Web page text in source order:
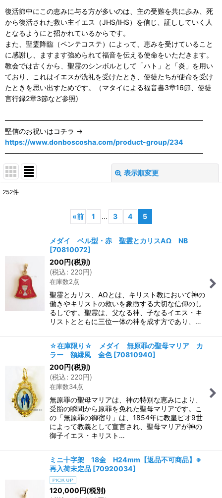
復活節中にこの恵みに与る方が多いのは、主の受難を共に歩み、死
から復活された救い主イエス（JHS/IHS）を信じ、証ししていく人
となるようにと招かれているからです。
また、聖霊降臨（ペンテコステ）によって、恵みを受けていること
に感謝し、ますます強められて福音を伝える使命をいただきます。
教会では古くから、聖霊のシンボルとして「ハト」と「炎」を用い
ており、これはイエスが洗礼を受けたとき、使徒たちが使命を受け
たときを思い出すためです。（マタイによる福音書3章16節、使徒
言行録2章3節など参照)
────────────────────────────────────────
堅信のお祝いはコチラ →
https://www.donboscosha.com/product-group/234
────────────────────────────────────────
表示順変更
252件
«前 1 ... 3 4 5
メダイ ベル型・赤 聖霊とカリスΑΩ NB
[70810072]
200円(税別)
(税込: 220円)
在庫数2点
聖霊とカリス、ΑΩとは、キリスト教において神の
働きやキリストの救いを象徴する大切な信仰のし
るしです。聖霊は、父なる神、子なるイエス・キ
リストとともに三位一体の神を成す方であり、…
☆在庫限り☆ メダイ 無原罪の聖母マリア カ
ラー 額縁風 金色 [70810940]
200円(税別)
(税込: 220円)
在庫数34点
無原罪の聖母マリアは、神の特別な恵みにより、
受胎の瞬間から原罪を免れた聖母マリアです。こ
の「無原罪の御宿り」は、1854年に教皇ピオ9世
によって教義として宣言され、聖母マリアが神の
御子イエス・キリスト…
ミニ十字架 18金 H24mm【返品不可商品】※
再入荷未定品 [70920034]
120,000円(税別)